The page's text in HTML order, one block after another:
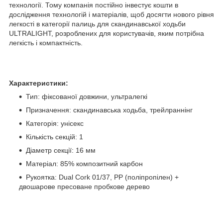
технології. Тому компанія постійно інвестує кошти в
дослідження технологій і матеріалів, щоб досягти нового рівня
легкості в категорії палиць для скандинавської ходьби
ULTRALIGHT, розроблених для користувачів, яким потрібна
легкість і компактність.
Характеристики:
Тип: фіксованої довжини, ультралегкі
Призначення: скандинавська ходьба, трейлраннінг
Категорія: унісекс
Кількість секцій: 1
Діаметр секції: 16 мм
Матеріал: 85% композитний карбон
Рукоятка: Dual Cork 01/37, PP (поліпропілен) +
двошарове пресоване пробкове дерево